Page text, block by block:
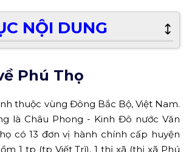
NỘI DUNG
Phú Thọ
thuộc vùng Đông Bắc Bộ, Việt Nam.
là Châu Phong - Kinh Đô nước Văn
có 13 đơn vị hành chính cấp huyện
1 tp (tp Viết Trì), 1 thị xã (thị xã Phú